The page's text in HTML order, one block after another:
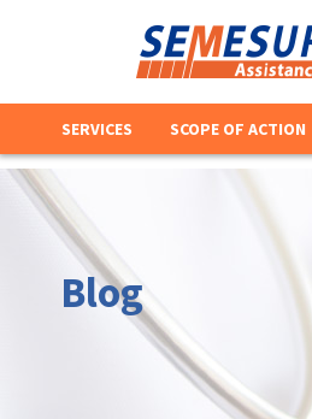
SERVICES SCOPE OF ACTION
Blog